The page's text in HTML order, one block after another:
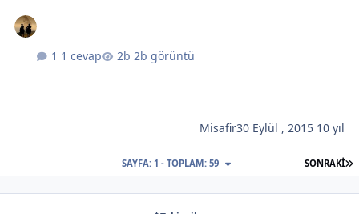
1 cevap 2b görüntü
Misafir30 Eylül , 2015 10 yıl
SONRAKI
SAYFA: 1 - TOPLAM: 59